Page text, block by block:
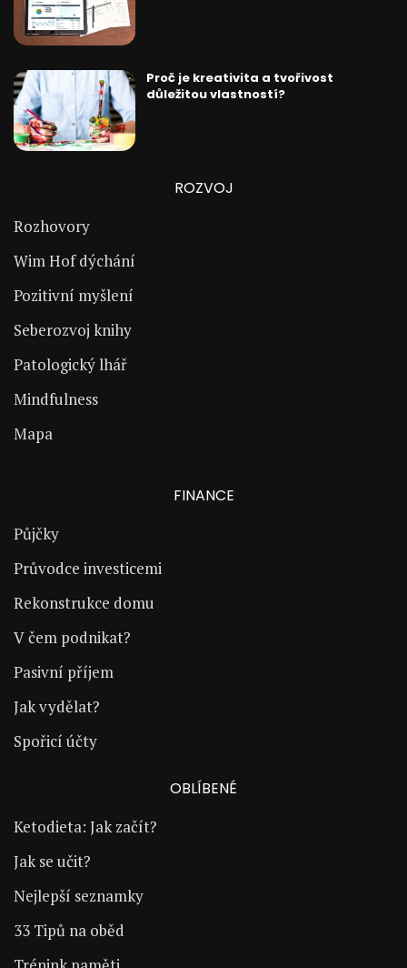
Proč je kreativita a tvořivost
důležitou vlastností?
ROZVOJ
Rozhovory
Wim Hof dýchání
Pozitivní myšlení
Seberozvoj knihy
Patologický lhář
Mindfulness
Mapa
FINANCE
Půjčky
Průvodce investicemi
Rekonstrukce domu
V čem podnikat?
Pasivní příjem
Jak vydělat?
Spořicí účty
OBLÍBENÉ
Ketodieta: Jak začít?
Jak se učit?
Nejlepší seznamky
33 Tipů na oběd